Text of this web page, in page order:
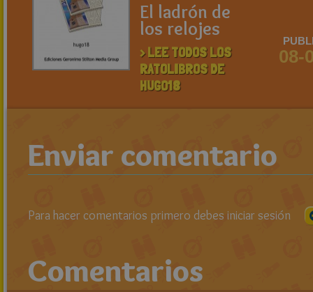
El ladrón de
los relojes
> LEE TODOS LOS
RATOLIBROS DE
HUGO18
08-
Enviar comentario
Para hacer comentarios primero debes iniciar sesión
Comentarios